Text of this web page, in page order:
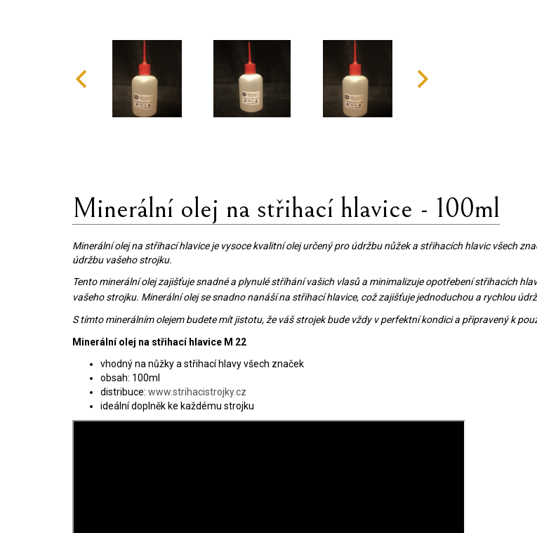
Minerální olej na střihací hlavice - 100ml
Minerální olej na střihací hlavice je vysoce kvalitní olej určený pro údržbu nůžek a střihacích hlavic všech
údržbu vašeho strojku.
Tento minerální olej zajišťuje snadné a plynulé stříhání vašich vlasů a minimalizuje opotřebení střihacích
vašeho strojku. Minerální olej se snadno nanáší na střihací hlavice, což zajišťuje jednoduchou a rychlou
S tímto minerálním olejem budete mít jistotu, že váš strojek bude vždy v perfektní kondici a připravený k
Minerální olej na střihací hlavice M 22
vhodný na nůžky a střihací hlavy všech značek
obsah: 100ml
distribuce:www.strihacistrojky.cz
ideální doplněk ke každému strojku